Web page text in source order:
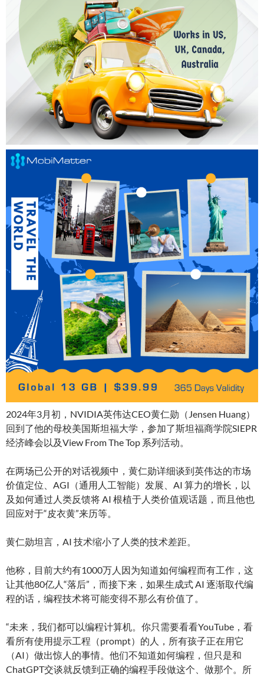
2024年3月初，NVIDIA英伟达CEO黄仁勋（Jensen Huang）
回到了他的母校美国斯坦福大学，参加了斯坦福商学院SIEPR
经济峰会以及View From The Top 系列活动。
在两场已公开的对话视频中，黄仁勋详细谈到英伟达的市场
价值定位、AGI（通用人工智能）发展、AI 算力的增长，以
及如何通过人类反馈将 AI 根植于人类价值观话题，而且他也
回应对于“皮衣黄”来历等。
黄仁勋坦言，AI 技术缩小了人类的技术差距。
他称，目前大约有1000万人因为知道如何编程而有工作，这
让其他80亿人“落后”，而接下来，如果生成式 AI 逐渐取代编
程的话，编程技术将可能变得不那么有价值了。
“未来，我们都可以编程计算机。你只需要看看YouTube，看
看所有使用提示工程（prompt）的人，所有孩子正在用它
（AI）做出惊人的事情。他们不知道如何编程，但只是和
ChatGPT交谈就反馈到正确的编程手段做这个、做那个。所